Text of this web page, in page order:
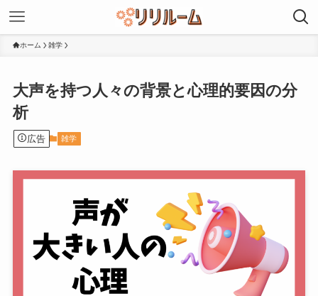
ホーム 雑学
大声を持つ人々の背景と心理的要因の分
析
広告 雑学